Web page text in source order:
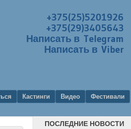
+375(25)5201926
+375(29)3405643
Написать в Telegram
Написать в Viber
Кастинги Видео
Фестивали
ПОСЛЕДНИЕ НОВОСТИ